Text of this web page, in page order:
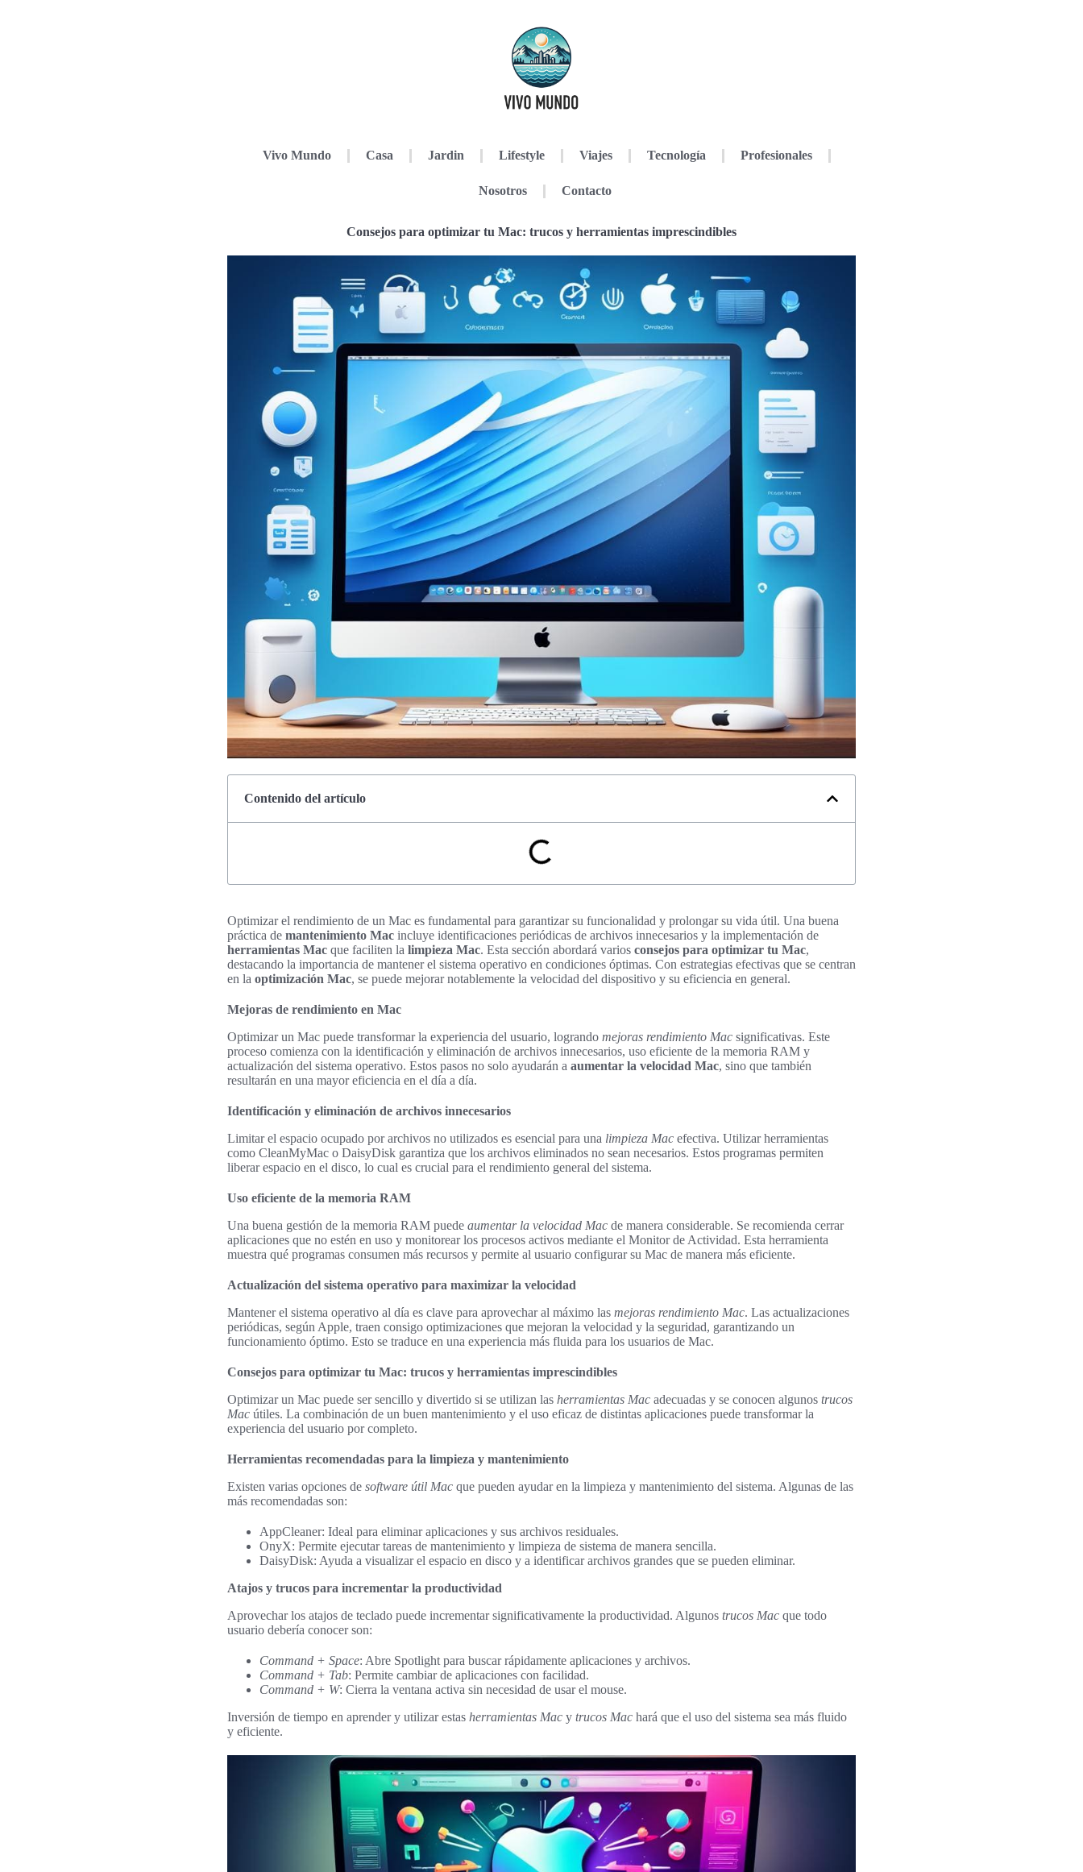
Vivo Mundo Casa Jardin Lifestyle Viajes Tecnología Profesionales
Nosotros Contacto
Consejos para optimizar tu Mac: trucos y herramientas imprescindibles
Contenido del artículo
Optimizar el rendimiento de un Mac es fundamental para garantizar su funcionalidad y prolongar su vida útil. Una buena
práctica de mantenimiento Mac incluye identificaciones periódicas de archivos innecesarios y la implementación de
herramientas Mac que faciliten la limpieza Mac. Esta sección abordará varios consejos para optimizar tu Mac,
destacando la importancia de mantener el sistema operativo en condiciones óptimas. Con estrategias efectivas que se centran
en la optimización Mac, se puede mejorar notablemente la velocidad del dispositivo y su eficiencia en general.
Mejoras de rendimiento en Mac
Optimizar un Mac puede transformar la experiencia del usuario, logrando mejoras rendimiento Mac significativas. Este
proceso comienza con la identificación y eliminación de archivos innecesarios, uso eficiente de la memoria RAM y
actualización del sistema operativo. Estos pasos no solo ayudarán a aumentar la velocidad Mac, sino que también
resultarán en una mayor eficiencia en el día a día.
Identificación y eliminación de archivos innecesarios
Limitar el espacio ocupado por archivos no utilizados es esencial para una limpieza Mac efectiva. Utilizar herramientas
como CleanMyMac o DaisyDisk garantiza que los archivos eliminados no sean necesarios. Estos programas permiten
liberar espacio en el disco, lo cual es crucial para el rendimiento general del sistema.
Uso eficiente de la memoria RAM
Una buena gestión de la memoria RAM puede aumentar la velocidad Mac de manera considerable. Se recomienda cerrar
aplicaciones que no estén en uso y monitorear los procesos activos mediante el Monitor de Actividad. Esta herramienta
muestra qué programas consumen más recursos y permite al usuario configurar su Mac de manera más eficiente.
Actualización del sistema operativo para maximizar la velocidad
Mantener el sistema operativo al día es clave para aprovechar al máximo las mejoras rendimiento Mac. Las actualizaciones
periódicas, según Apple, traen consigo optimizaciones que mejoran la velocidad y la seguridad, garantizando un
funcionamiento óptimo. Esto se traduce en una experiencia más fluida para los usuarios de Mac.
Consejos para optimizar tu Mac: trucos y herramientas imprescindibles
Optimizar un Mac puede ser sencillo y divertido si se utilizan las herramientas Mac adecuadas y se conocen algunos trucos
Mac útiles. La combinación de un buen mantenimiento y el uso eficaz de distintas aplicaciones puede transformar la
experiencia del usuario por completo.
Herramientas recomendadas para la limpieza y mantenimiento
Existen varias opciones de software útil Mac que pueden ayudar en la limpieza y mantenimiento del sistema. Algunas de las
más recomendadas son:
AppCleaner: Ideal para eliminar aplicaciones y sus archivos residuales.
OnyX: Permite ejecutar tareas de mantenimiento y limpieza de sistema de manera sencilla.
DaisyDisk: Ayuda a visualizar el espacio en disco y a identificar archivos grandes que se pueden eliminar.
Atajos y trucos para incrementar la productividad
Aprovechar los atajos de teclado puede incrementar significativamente la productividad. Algunos trucos Mac que todo
usuario debería conocer son:
Command + Space: Abre Spotlight para buscar rápidamente aplicaciones y archivos.
Command + Tab: Permite cambiar de aplicaciones con facilidad.
Command + W: Cierra la ventana activa sin necesidad de usar el mouse.
Inversión de tiempo en aprender y utilizar estas herramientas Mac y trucos Mac hará que el uso del sistema sea más fluido
y eficiente.